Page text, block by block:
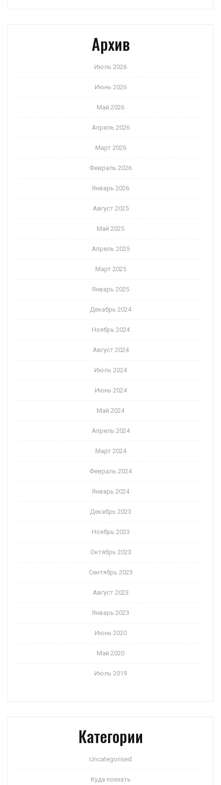
Архив
Июль 2026
Июнь 2026
Май 2026
Апрель 2026
Март 2026
Февраль 2026
Январь 2026
Август 2025
Май 2025
Апрель 2025
Март 2025
Январь 2025
Декабрь 2024
Ноябрь 2024
Август 2024
Июль 2024
Июнь 2024
Май 2024
Апрель 2024
Март 2024
Февраль 2024
Январь 2024
Декабрь 2023
Ноябрь 2023
Октябрь 2023
Сентябрь 2023
Август 2023
Январь 2023
Июнь 2020
Май 2020
Июль 2019
Категории
Uncategorised
Куда поехать